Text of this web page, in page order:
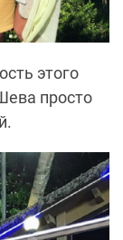
этого
просто